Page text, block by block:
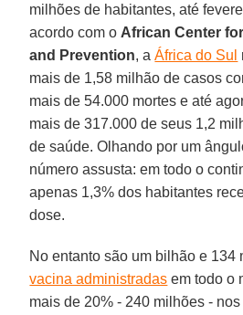
milhões de habitantes, até
acordo com o African Center
and Prevention, aÁfrica do Sul
mais de 1,58 milhão de casos
mais de 54.000 mortes e até
mais de 317.000 de seus 1,2
de saúde. Olhando por um
número assusta: em todo o
apenas 1,3% dos habitantes
dose.
No entanto são um bilhão e
vacina administradas em todo o
mais de 20% - 240 milhões -